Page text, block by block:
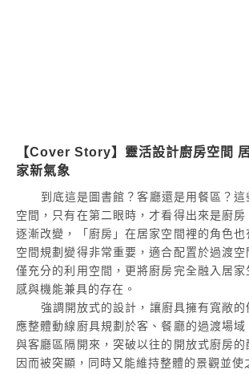
【Cover Story】靈活設計廚房空間
家新氣象
到底這是圖書館？客廳還是用餐區？這
空間，只有在第二眼時，才看得出來是廚
逐漸改變，「廚房」在居家空間裡的角色
空間規劃變得非常重要，適合配置於過渡
僅充分的利用空間，更將廚房完全融入居
感與機能兼具的存在。
強調開放式的設計，讓廚具擁有寬敞的
應整體動線廚具規劃於客、餐廳的過渡場
與客廳區隔開來，突破以往的開放式廚房
因而被突顯，同時又能維持整體的景觀並使